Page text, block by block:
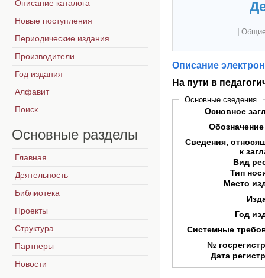
Описание
На пути в
Основные сведения
Основное
Сведения,
к
Вид
Тип
Место
Год
Системные
№
Дата
Описание каталога
Новые поступления
Периодические издания
Производители
Год издания
Алфавит
Поиск
Основные разделы
Главная
Деятельность
Библиотека
Проекты
Структура
Партнеры
Новости